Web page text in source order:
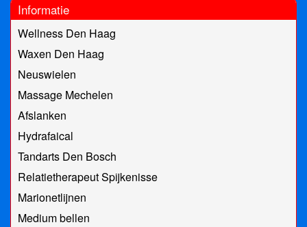
Informatie
Wellness Den Haag
Waxen Den Haag
Neuswielen
Massage Mechelen
Afslanken
Hydrafaical
Tandarts Den Bosch
Relatietherapeut Spijkenisse
Marionetlijnen
Medium bellen